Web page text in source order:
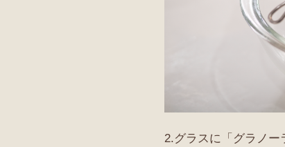
2.グラスに「グラノー